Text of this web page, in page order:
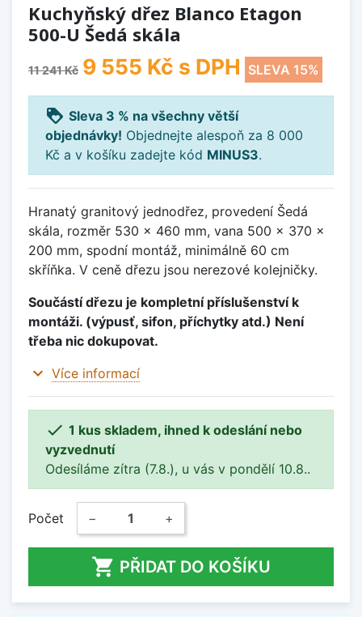
Kuchyňský dřez Blanco Etagon
500-U Šedá skála
11 241 Kč 9 555 Kč s DPH SLEVA 15%
loyalty Sleva 3 % na všechny větší
objednávky! Objednejte alespoň za 8 000
Kč a v košíku zadejte kód MINUS3.
Hranatý granitový jednodřez, provedení Šedá
skála, rozměr 530 x 460 mm, vana 500 x 370 x
200 mm, spodní montáž, minimálně 60 cm
skříňka. V ceně dřezu jsou nerezové kolejničky.
Součástí dřezu je kompletní příslušenství k
montáži. (výpusť, sifon, příchytky atd.) Není
třeba nic dokupovat.
expand_more Více informací
 1 kus skladem, ihned k odeslání nebo
vyzvednutí
Odesíláme zítra (7.8.), u vás v pondělí 10.8..
Počet − +
 PŘIDAT DO KOŠÍKU